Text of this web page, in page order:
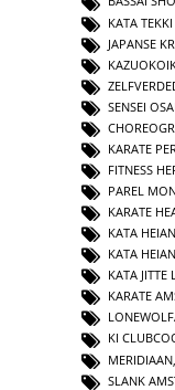
KATA
JAPANSE
SENSEI
KARATE
FITNESS
PAREL
KARATE
KATA
KATA
KATA JITTE
KARATE
KI
MERIDIAAN
SLANK